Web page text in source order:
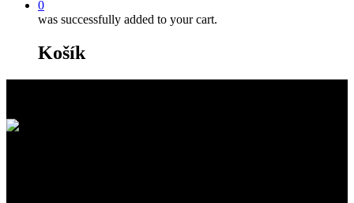
0
was successfully added to your cart.
Košík